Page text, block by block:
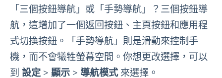
「三個按鈕導航」或「手勢導航」？三個按鈕導
航，這增加了一個返回按鈕、主頁按鈕和應用程
式切換按鈕。「手勢導航」則是滑動來控制手
機，而不會犧牲螢幕空間。你想更改選擇，可以
到 設定 > 顯示 > 導航模式來選擇。